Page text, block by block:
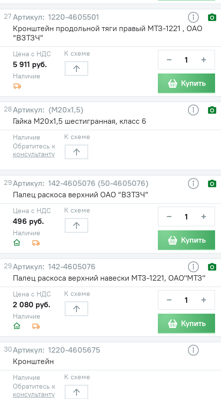
27
1220-4605501
Кронштейн продольной тяги правый МТЗ-1221 , ОАО
“ВЗТЗЧ”
Наличие
Цена с НДС
5 911 руб.
К схеме − +
Купить
28
(М20х1,5)
Гайка М20х1,5 шестигранная, класс 6
Наличие
Обратитесь к
консультанту
К схеме
29
142-4605076 (50-4605076)
Палец раскоса верхний ОАО “ВЗТЗЧ”
Наличие
Цена с НДС
496 руб.
К схеме − +
Купить
29
142-4605076
Палец раскоса верхний навески МТЗ-1221, ОАО"МТЗ"
Наличие
Цена с НДС
2 080 руб.
К схеме − +
Купить
30
1220-4605675
Кронштейн
Наличие
Обратитесь к
консультанту
К схеме